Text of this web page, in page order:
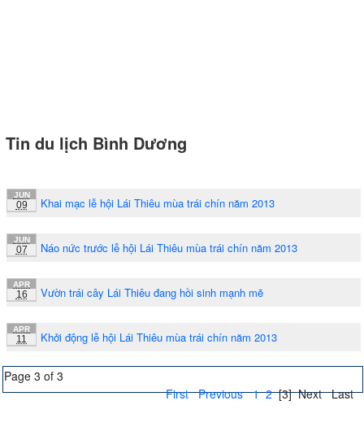
Tin du lịch Bình Dương
JUN
09 Khai mạc lễ hội Lái Thiêu mùa trái chín năm 2013
JUN
07 Náo nức trước lễ hội Lái Thiêu mùa trái chín năm 2013
APR
16 Vườn trái cây Lái Thiêu đang hồi sinh mạnh mẽ
APR
11 Khởi động lễ hội Lái Thiêu mùa trái chín năm 2013
Page 3 of 3
First Previous 1 2 [3] Next Last